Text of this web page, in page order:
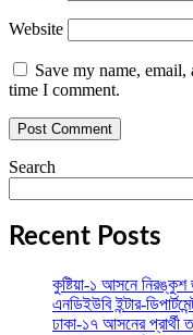
Website
Save my name,
time I comment.
Search
Recent Posts
কুষ্টিয়া-১ আসনে
এনডিইউবি ইন্টার-
ঢাকা-১৭ আসনের প্রার্থী